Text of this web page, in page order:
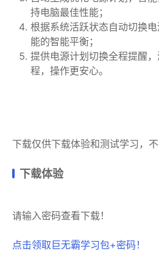
持电脑最佳性能；
根据系统活跃状态自动切换
能的智能平衡；
提供电源计划切换全程提醒
程，操作更安心。
下载仅供下载体验和测试学习，不
下载体验
请输入密码查看下载！
点击领取巨无霸学习包+密码！